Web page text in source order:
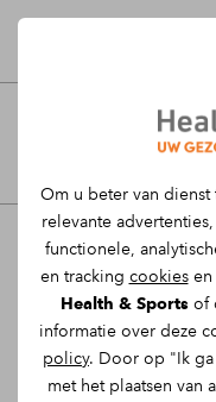
Om u beter van
relevante
functionele,
en tracking cookiesen
Health & Sports of
informatie over deze
policy. Door op "Ik ga
met het plaatsen van
Afspraak maken
Gratis
een
verwijzing
Je kent het wel:
overdag geen
te gaan. In de